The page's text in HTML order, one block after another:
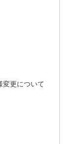
変更について